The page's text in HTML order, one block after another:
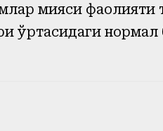
мияси фаолияти
ўртасидаги